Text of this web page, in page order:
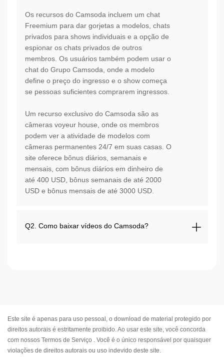
Os recursos do Camsoda incluem um chat
Freemium para dar gorjetas a modelos, chats
privados para shows individuais e a opção de
espionar os chats privados de outros
membros. Os usuários também podem usar o
chat do Grupo Camsoda, onde a modelo
define o preço do ingresso e o show começa
se pessoas suficientes comprarem ingressos.
Um recurso exclusivo do Camsoda são as
câmeras voyeur house, onde os membros
podem ver a atividade de modelos com
câmeras permanentes 24/7 em suas casas. O
site oferece bônus diários, semanais e
mensais, com bônus diários em dinheiro de
até 400 USD, bônus semanais de até 2000
USD e bônus mensais de até 3000 USD.
Q2. Como baixar vídeos do Camsoda?
Este site é apenas para uso pessoal, o download de material protegido por
direitos autorais é estritamente proibido. Ao usar este site, você concorda
com nossos Termos de Serviço . Você é o único responsável por quaisquer
violações de direitos autorais ou uso indevido deste site.